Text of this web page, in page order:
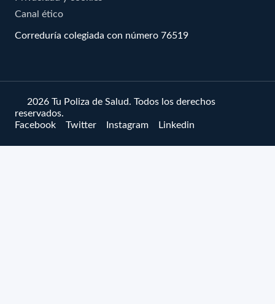
Canal ético
Correduría colegiada con número 76519
© 2026 Tu Poliza de Salud. Todos los derechos
reservados.
Facebook
Twitter Instagram Linkedin